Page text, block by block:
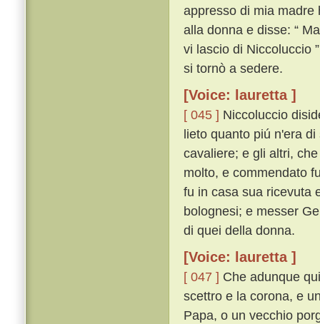
appresso di mia
alla donna e disse: “
vi lascio di Niccoluccio
si tornò a sedere.
[Voice: lauretta ]
[ 045 ] Niccoluccio
lieto quanto piú n'era
cavaliere; e gli altri,
molto, e commendato
fu in casa sua ricevuta
bolognesi; e messer
di quei della donna.
[Voice: lauretta ]
[ 047 ] Che adunque
scettro e la corona, e
Papa, o un vecchio